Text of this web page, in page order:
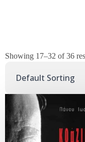
Showing 17–32 of 36